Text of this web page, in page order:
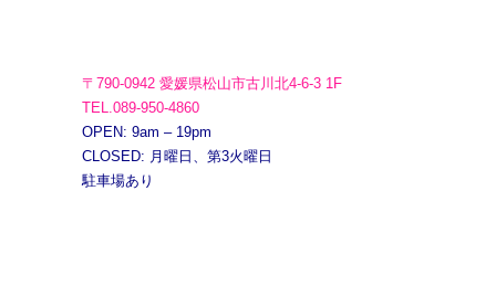
〒790-0942 愛媛県松山市古川北4-6-3 1F
TEL.089-950-4860
OPEN: 9am – 19pm
CLOSED: 月曜日、第3火曜日
駐車場あり